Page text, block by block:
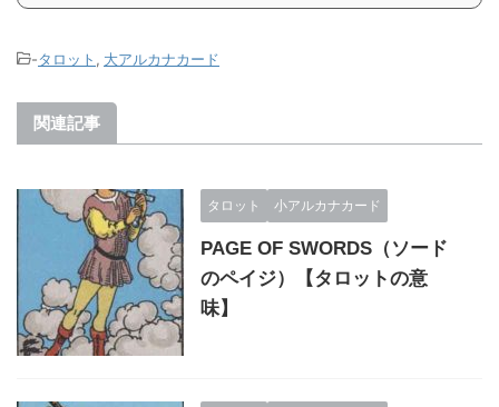
-タロット , 大アルカナカード
関連記事
タロット 小アルカナカード
PAGE OF SWORDS（ソード
のペイジ）【タロットの意
味】